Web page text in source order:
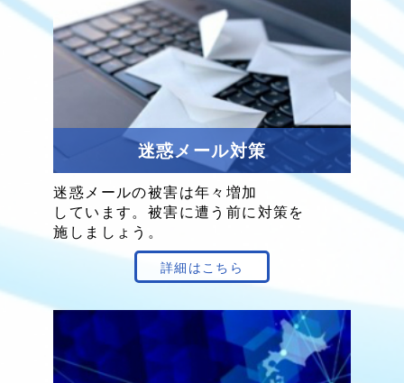
迷惑メール対策
迷惑メールの被害は年々増加
しています。 被害に遭う前に対策を
施しましょう。
詳細はこちら